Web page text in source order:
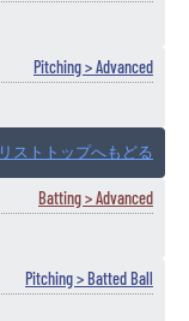
Pitching > Advanced
リストトップへもどる
Batting > Advanced
Pitching > Batted Ball